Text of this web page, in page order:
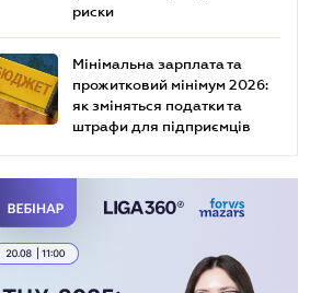
риски
Мінімальна зарплата та
прожитковий мінімум 2026:
як зміняться податки та
штрафи для підприємців